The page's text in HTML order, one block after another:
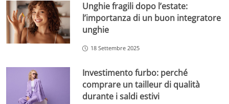
Unghie fragili dopo l’estate:
l’importanza di un buon integratore
unghie
18 Settembre 2025
Investimento furbo: perché
comprare un tailleur di qualità
durante i saldi estivi